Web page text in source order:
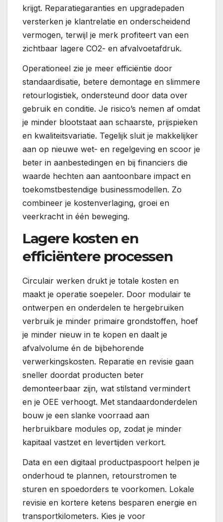
krijgt. Reparatiegaranties en upgradepaden
versterken je klantrelatie en onderscheidend
vermogen, terwijl je merk profiteert van een
zichtbaar lagere CO2- en afvalvoetafdruk.
Operationeel zie je meer efficiëntie door
standaardisatie, betere demontage en slimmere
retourlogistiek, ondersteund door data over
gebruik en conditie. Je risico’s nemen af omdat
je minder blootstaat aan schaarste, prijspieken
en kwaliteitsvariatie. Tegelijk sluit je makkelijker
aan op nieuwe wet- en regelgeving en scoor je
beter in aanbestedingen en bij financiers die
waarde hechten aan aantoonbare impact en
toekomstbestendige businessmodellen. Zo
combineer je kostenverlaging, groei en
veerkracht in één beweging.
Lagere kosten en
efficiëntere processen
Circulair werken drukt je totale kosten en
maakt je operatie soepeler. Door modulair te
ontwerpen en onderdelen te hergebruiken
verbruik je minder primaire grondstoffen, hoef
je minder nieuw in te kopen en daalt je
afvalvolume én de bijbehorende
verwerkingskosten. Reparatie en revisie gaan
sneller doordat producten beter
demonteerbaar zijn, wat stilstand vermindert
en je OEE verhoogt. Met standaardonderdelen
bouw je een slanke voorraad aan
herbruikbare modules op, zodat je minder
kapitaal vastzet en levertijden verkort.
Data en een digitaal productpaspoort helpen je
onderhoud te plannen, retourstromen te
sturen en spoedorders te voorkomen. Lokale
revisie en kortere ketens besparen energie en
transportkilometers. Kies je voor